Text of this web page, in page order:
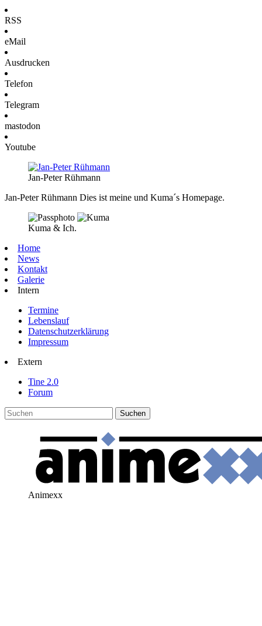
RSS
eMail
Ausdrucken
Telefon
Telegram
mastodon
Youtube
Jan-Peter Rühmann
Jan-Peter Rühmann Dies ist meine und Kuma´s Homepage.
Kuma & Ich.
Home
News
Kontakt
Galerie
Intern
Termine
Lebenslauf
Datenschutzerklärung
Impressum
Extern
Tine 2.0
Forum
Animexx